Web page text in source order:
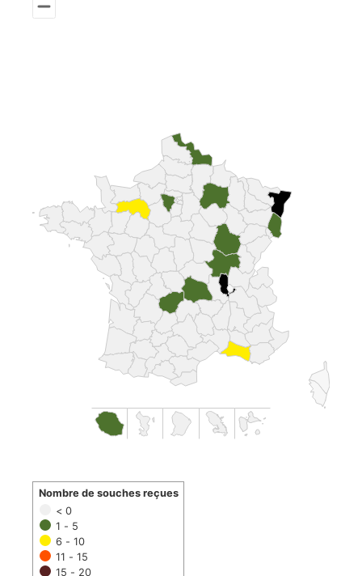
< 0
1 - 5
6 - 10
11 - 15
15 - 20
Nombre de souches reçues